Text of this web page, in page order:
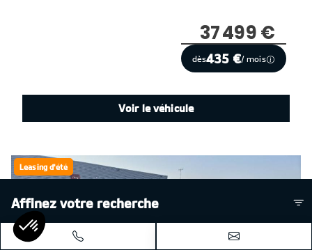
Affinez votre recherche
37 499 €
dès435 €/ mois
Voir le véhicule
Leasing d'été